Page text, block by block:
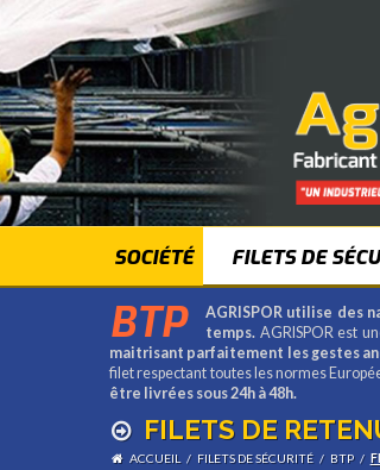
SOCIÉTÉ FILETS DE
BTP
AGRISPOR utilise des
temps. AGRISPOR est
maitrisant parfaitement les gestes
filet respectant toutes les normes
être livrées sous 24h à 48h.
FILETS DE
ACCUEIL / FILETS DE SÉCURITÉ / BTP /